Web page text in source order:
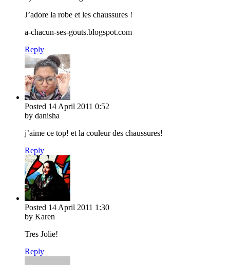
J’adore la robe et les chaussures !
a-chacun-ses-gouts.blogspot.com
Reply
Posted 14 April 2011 0:52
by danisha
j’aime ce top! et la couleur des chaussures!
Reply
Posted 14 April 2011 1:30
by Karen
Tres Jolie!
Reply